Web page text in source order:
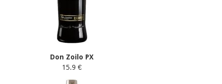
Don Zoilo PX
15.9 €